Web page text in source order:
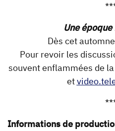
Une
Dès cet
Pour revoir les
souvent enflammées de
et
Informations de